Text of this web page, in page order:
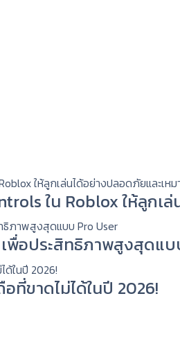
ใน Roblox ให้ลูกเ
พื่อประสิทธิภาพสูงสุดแ
ขาดไม่ได้ในปี 2026!